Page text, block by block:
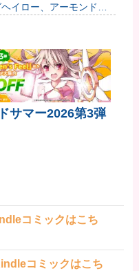
イロー、アーモンドア
サマー2026第3弾
コミックはこち
コミックはこち